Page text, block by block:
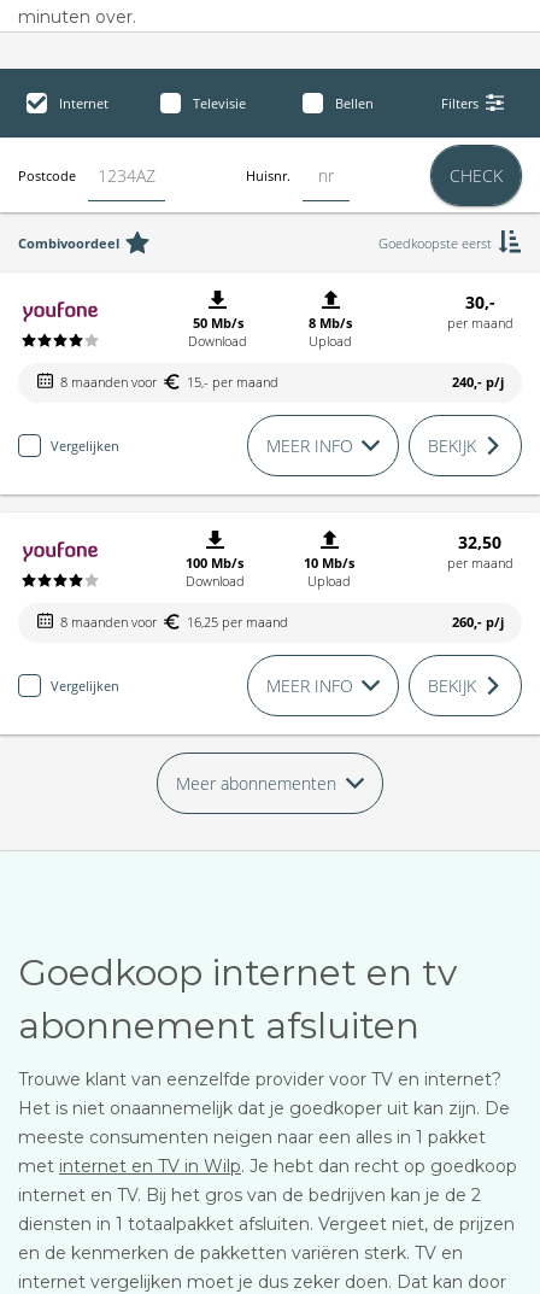
minuten over.
Internet Televisie Bellen Filters
Postcode Huisnr. CHECK
Combivoordeel Goedkoopste eerst
50 Mb/s
Download
8 Mb/s
Upload
30,-
per maand
8 maanden voor 15,- per maand 240,- p/j
Vergelijken MEER INFO BEKIJK
100 Mb/s
Download
10 Mb/s
Upload
32,50
per maand
8 maanden voor 16,25 per maand 260,- p/j
Vergelijken MEER INFO BEKIJK
Meer abonnementen
Goedkoop internet en tv
abonnement afsluiten
Trouwe klant van eenzelfde provider voor TV en internet?
Het is niet onaannemelijk dat je goedkoper uit kan zijn. De
meeste consumenten neigen naar een alles in 1 pakket
met internet en TV in Wilp. Je hebt dan recht op goedkoop
internet en TV. Bij het gros van de bedrijven kan je de 2
diensten in 1 totaalpakket afsluiten. Vergeet niet, de prijzen
en de kenmerken de pakketten variëren sterk. TV en
internet vergelijken moet je dus zeker doen. Dat kan door